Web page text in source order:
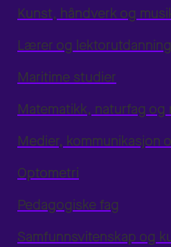
Kunst, håndverk og
Lærer og lektorutdanning
Maritime studier
Matematikk, naturfag og
Medier, kommunikasjon
Optometri
Pedagogiske fag
Samfunnsvitenskap og